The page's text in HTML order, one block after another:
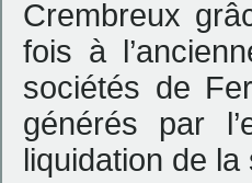
Crembreux
fois à
sociétés de
générés par
liquidation de